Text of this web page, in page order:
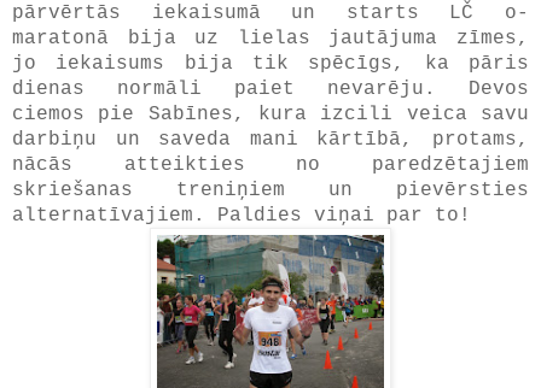
pārvērtās iekaisumā un starts LČ o-
maratonā bija uz lielas jautājuma zīmes,
jo iekaisums bija tik spēcīgs, ka pāris
dienas normāli paiet nevarēju. Devos
ciemos pie Sabīnes, kura izcili veica savu
darbiņu un saveda mani kārtībā, protams,
nācās atteikties no paredzētajiem
skriešanas treniņiem un pievērsties
alternatīvajiem. Paldies viņai par to!